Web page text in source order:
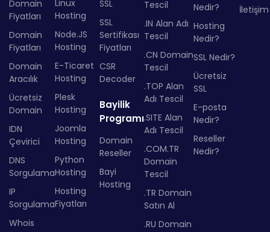
Domain
Fiyatları
Domain
Fiyatları
Domain
Aracılık
Ücretsiz
Domain
IDN
Çevirici
DNS
Sorgulama
IP
Sorgulama
Whois
Linux
Hosting
Node.JS
Hosting
E-Ticaret
Hosting
Plesk
Hosting
Joomla
Hosting
Python
Hosting
Hosting
Fiyatları
SSL
SSL
Sertifikası
Fiyatları
CSR
Decoder
Bayilik
Programı
Domain
Reseller
Bayi
Hosting
Tescil
.IN Alan Adı
Tescil
.CN Domain
Tescil
.TOP Alan
Adı Tescil
.SITE Alan
Adı Tescil
.COM.TR
Domain
Tescil
.TR Domain
Satın Al
.RU Domain
Nedir?
Hosting
Nedir?
SSL Nedir?
Ücretsiz
SSL
E-posta
Nedir?
Reseller
Nedir?
İletişim